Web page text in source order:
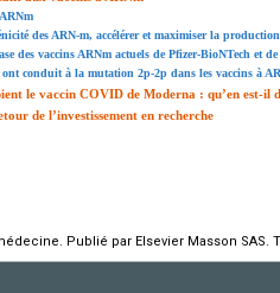
des ARN-m, accélérer et maximiser la production
des vaccins ARNm actuels de Pfizer-BioNTech et
conduit à la mutation 2p-2p dans les vaccins à
le vaccin COVID de Moderna : qu’en est-il
de l’investissement en recherche
Publié par Elsevier Masson SAS.